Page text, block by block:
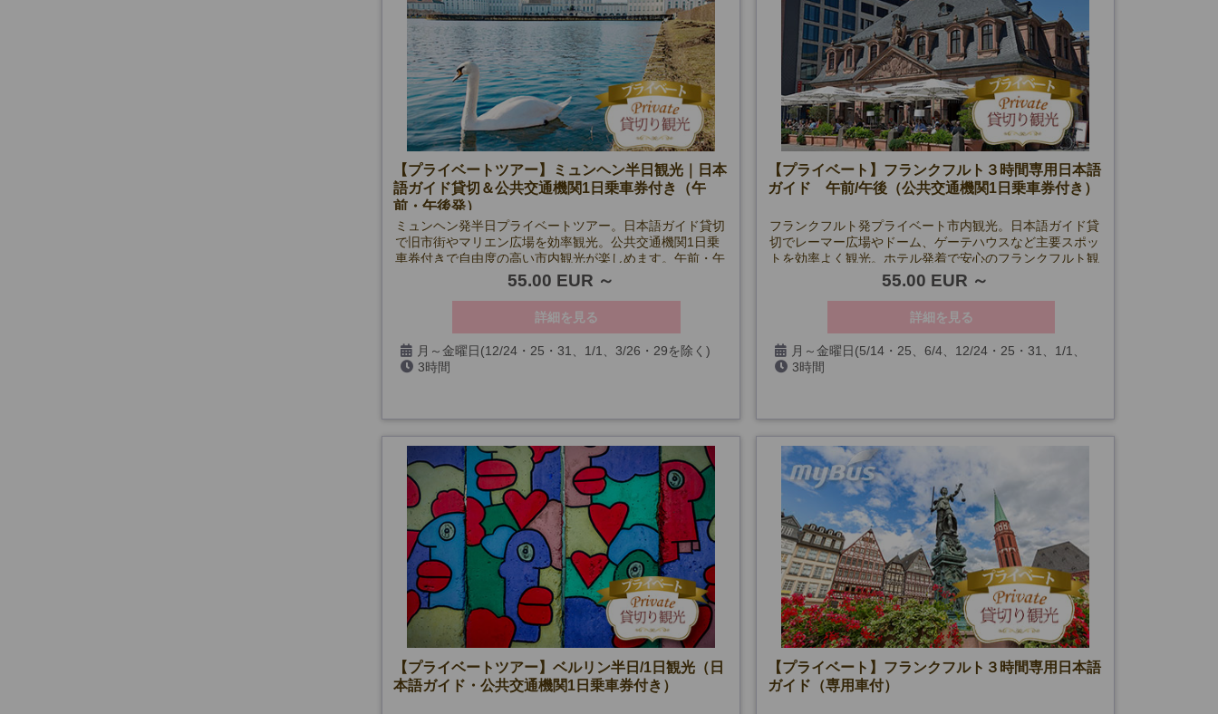
【プライベートツアー】ミュンヘン半日観光｜日本
語ガイド貸切＆公共交通機関1日乗車券付き（午
前・午後発）
ミュンヘン発半日プライベートツアー。日本語ガイド貸切
で旧市街やマリエン広場を効率観光。公共交通機関1日乗
車券付きで自由度の高い市内観光が楽しめます。午前・午
55.00 EUR
詳細を見る
月～金曜日(12/24・25・31、1/1、3/26・29を除く)
3時間
【プライベート】フランクフルト３時間専用日本語
ガイド 午前/午後（公共交通機関1日乗車券付き）
フランクフルト発プライベート市内観光。日本語ガイド貸
切でレーマー広場やドーム、ゲーテハウスなど主要スポッ
トを効率よく観光。ホテル発着で安心のフランクフルト観
55.00 EUR
詳細を見る
月～金曜日(5/14・25、6/4、12/24・25・31、1/1、
3/26・29を除く)
3時間
【プライベートツアー】ベルリン半日/1日観光（日
本語ガイド・公共交通機関1日乗車券付き）
【プライベート】フランクフルト３時間専用日本語
ガイド（専用車付）